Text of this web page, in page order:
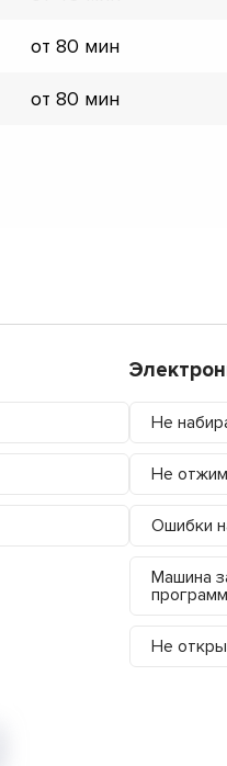
от 80 мин
от 80 мин
Не
Не
Ошибки
Машина
Не